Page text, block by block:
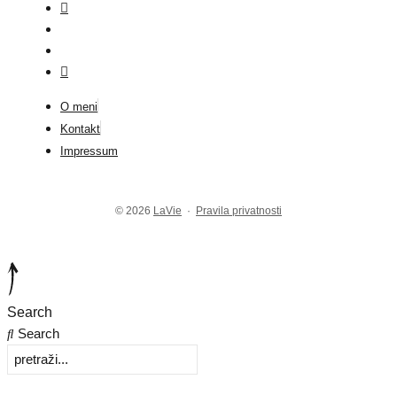
O meni
Kontakt
Impressum
© 2026 LaVie · Pravila privatnosti
Search
Search